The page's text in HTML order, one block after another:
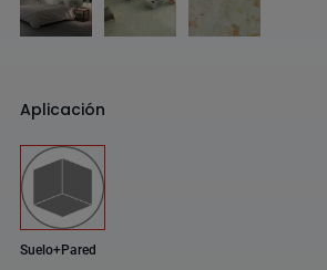
Aplicación
Suelo+Pared